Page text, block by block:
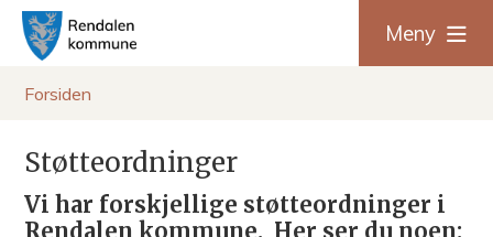
R
d
Meny
Du
her:
Forsiden
Støtteordninger
Vi har forskjellige støtteordninger i
Rendalen kommune. Her ser du noen: